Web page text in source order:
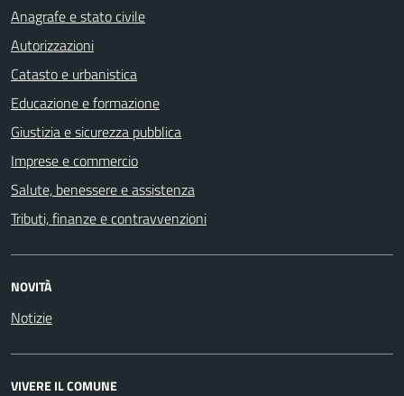
Anagrafe e stato civile
Autorizzazioni
Catasto e urbanistica
Educazione e formazione
Giustizia e sicurezza pubblica
Imprese e commercio
Salute, benessere e assistenza
Tributi, finanze e contravvenzioni
NOVITÀ
Notizie
VIVERE IL COMUNE